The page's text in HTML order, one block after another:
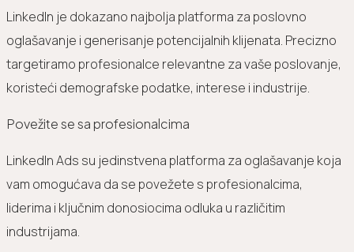
LinkedIn je dokazano najbolja platforma za poslovno
oglašavanje i generisanje potencijalnih klijenata. Precizno
targetiramo profesionalce relevantne za vaše poslovanje,
koristeći demografske podatke, interese i industrije.
Povežite se sa profesionalcima
LinkedIn Ads su jedinstvena platforma za oglašavanje koja
vam omogućava da se povežete s profesionalcima,
liderima i ključnim donosiocima odluka u različitim
industrijama.